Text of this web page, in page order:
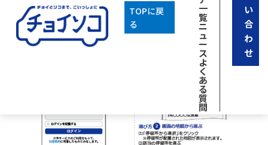
TOPに戻
る
一
覧
ニ
ュ
ー
ス
よ
く
あ
る
質
問
い
合
わ
せ